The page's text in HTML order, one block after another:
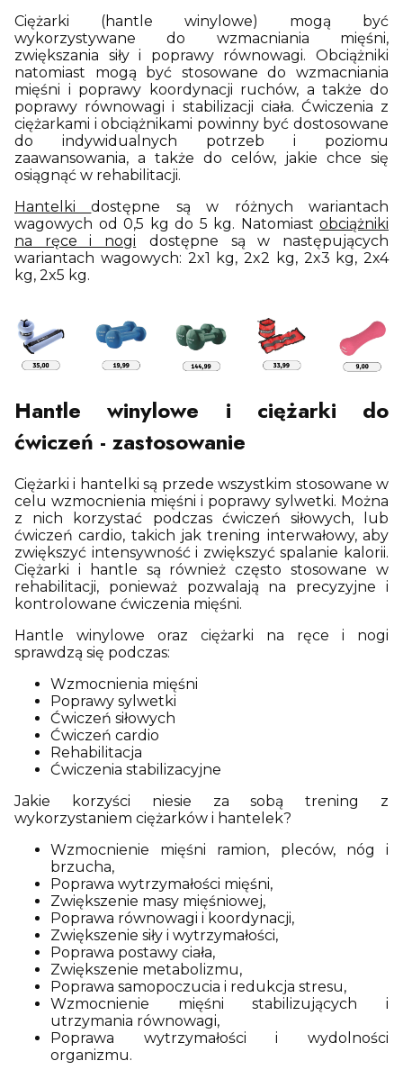
Ciężarki (hantle winylowe) mogą być
wykorzystywane do wzmacniania mięśni,
zwiększania siły i poprawy równowagi. Obciążniki
natomiast mogą być stosowane do wzmacniania
mięśni i poprawy koordynacji ruchów, a także do
poprawy równowagi i stabilizacji ciała. Ćwiczenia z
ciężarkami i obciążnikami powinny być dostosowane
do indywidualnych potrzeb i poziomu
zaawansowania, a także do celów, jakie chce się
osiągnąć w rehabilitacji.
Hantelkidostępne są w różnych wariantach
wagowych od 0,5 kg do 5 kg. Natomiast obciążniki
na ręce i nogi
dostępne są w następujących
wariantach wagowych: 2x1 kg, 2x2 kg, 2x3 kg, 2x4
kg, 2x5 kg.
Hantle winylowe i ciężarki do
ćwiczeń - zastosowanie
Ciężarki i hantelki są przede wszystkim stosowane w
celu wzmocnienia mięśni i poprawy sylwetki. Można
z nich korzystać podczas ćwiczeń siłowych, lub
ćwiczeń cardio, takich jak trening interwałowy, aby
zwiększyć intensywność i zwiększyć spalanie kalorii.
Ciężarki i hantle są również często stosowane w
rehabilitacji, ponieważ pozwalają na precyzyjne i
kontrolowane ćwiczenia mięśni.
Hantle winylowe oraz ciężarki na ręce i nogi
sprawdzą się podczas:
Wzmocnienia mięśni
Poprawy sylwetki
Ćwiczeń siłowych
Ćwiczeń cardio
Rehabilitacja
Ćwiczenia stabilizacyjne
Jakie korzyści niesie za sobą trening z
wykorzystaniem ciężarków i hantelek?
Wzmocnienie mięśni ramion, pleców, nóg i
brzucha,
Poprawa wytrzymałości mięśni,
Zwiększenie masy mięśniowej,
Poprawa równowagi i koordynacji,
Zwiększenie siły i wytrzymałości,
Poprawa postawy ciała,
Zwiększenie metabolizmu,
Poprawa samopoczucia i redukcja stresu,
Wzmocnienie mięśni stabilizujących i
utrzymania równowagi,
Poprawa wytrzymałości i wydolności
organizmu.